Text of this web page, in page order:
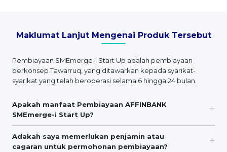
Maklumat Lanjut Mengenai Produk Tersebut
Pembiayaan SMEmerge-i Start Up adalah pembiayaan
berkonsep Tawarruq, yang ditawarkan kepada syarikat-
syarikat yang telah beroperasi selama 6 hingga 24 bulan.
Apakah manfaat Pembiayaan AFFINBANK
SMEmerge-i Start Up?
Adakah saya memerlukan penjamin atau
cagaran untuk permohonan pembiayaan?